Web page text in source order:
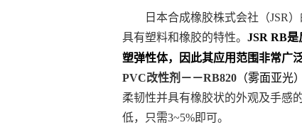
日本合成橡胶株式会社（JSR
具有塑料和橡胶的特性。 JSR RB是
塑弹性体，因此其应用范围非常广泛
PVC改性剂－－RB820 （雾面亚光）
柔韧性并具有橡胶状的外观及手感
低，只需3~5%即可。